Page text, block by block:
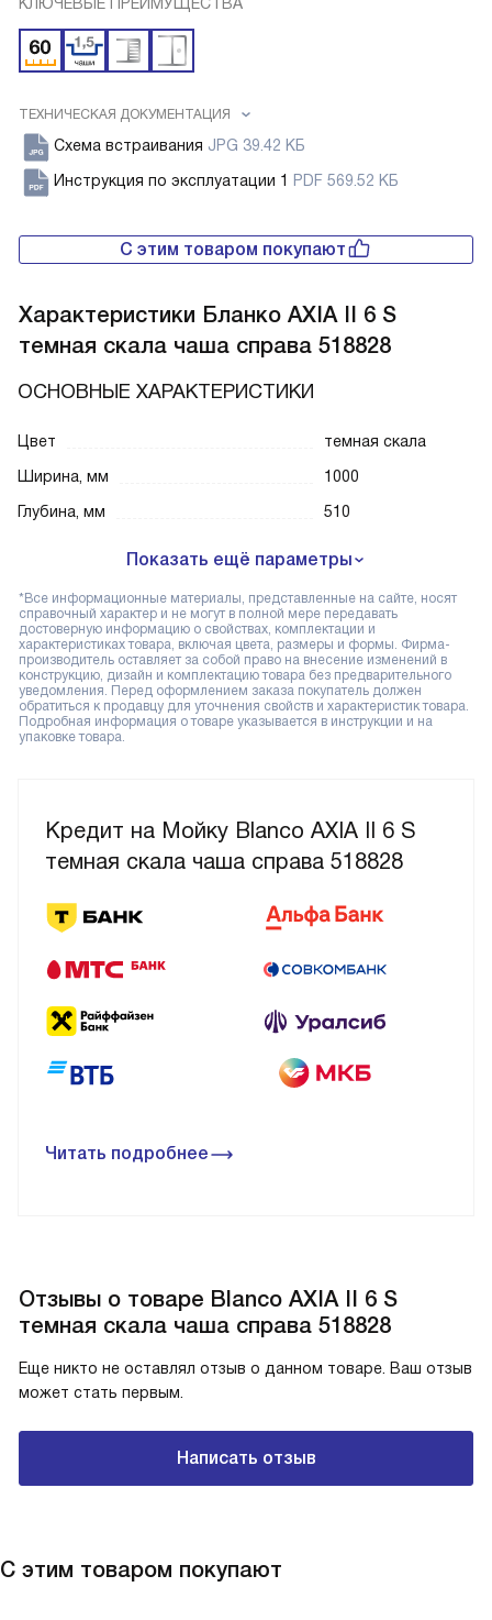
ТЕХНИЧЕСКАЯ ДОКУМЕНТАЦИЯ
Схема встраивания JPG 39.42 КБ
Инструкция по эксплуатации 1
PDF 569.52 КБ
Кредит на Мойку Blanco AXIA II 6 S
темная скала чаша справа 518828
Читать подробнее
С этим товаром покупают
Характеристики Бланко AXIA II 6 S
темная скала чаша справа 518828
ОСНОВНЫЕ ХАРАКТЕРИСТИКИ
Цвет
темная скала
Ширина, мм
1000
Глубина, мм
510
Показать ещё параметры
*Все информационные материалы, представленные на сайте, носят
справочный характер и не могут в полной мере передавать
достоверную информацию о свойствах, комплектации и
характеристиках товара, включая цвета, размеры и формы. Фирма-
производитель оставляет за собой право на внесение изменений в
конструкцию, дизайн и комплектацию товара без предварительного
уведомления. Перед оформлением заказа покупатель должен
обратиться к продавцу для уточнения свойств и характеристик товара.
Подробная информация о товаре указывается в инструкции и на
упаковке товара.
Отзывы о товаре Blanco AXIA II 6 S
темная скала чаша справа 518828
Еще никто не оставлял отзыв о данном товаре. Ваш отзыв
может стать первым.
Написать отзыв
С этим товаром покупают